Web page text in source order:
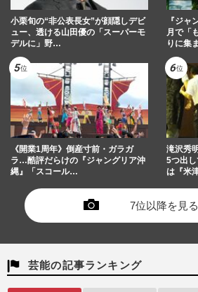
小栗旬の“非公表長女”が顔隠しデビ
ュー、透ける山田優の「スーパーモ
デルに」野…
『ジャ
月で「
りに集
《開業1周年》倒産寸前・ガラガ
ラ…酷評だらけの『ジャングリア沖
縄』「スコール…
滝沢秀
5つ出
は『米
7位以降を見る
芸能の記事ランキング